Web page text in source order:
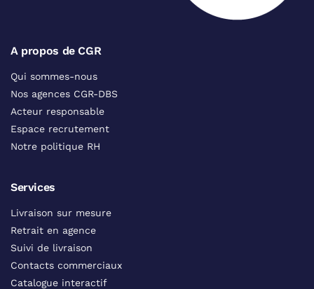
A propos de CGR
Qui sommes-nous
Nos agences CGR-DBS
Acteur responsable
Espace recrutement
Notre politique RH
Services
Livraison sur mesure
Retrait en agence
Suivi de livraison
Contacts commerciaux
Catalogue interactif